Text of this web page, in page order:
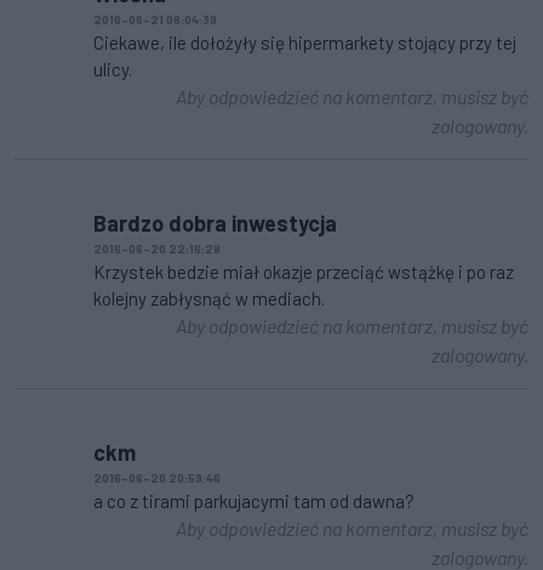
2016-06-21 08:04:39
Ciekawe, ile dołożyły się hipermarkety stojący przy tej
ulicy.
Aby odpowiedzieć na komentarz, musisz być
zalogowany.
Bardzo dobra inwestycja
2016-06-20 22:16:28
Krzystek bedzie miał okazje przeciąć wstążkę i po raz
kolejny zabłysnąć w mediach.
Aby odpowiedzieć na komentarz, musisz być
zalogowany.
ckm
2016-06-20 20:59:46
a co z tirami parkujacymi tam od dawna?
Aby odpowiedzieć na komentarz, musisz być
zalogowany.